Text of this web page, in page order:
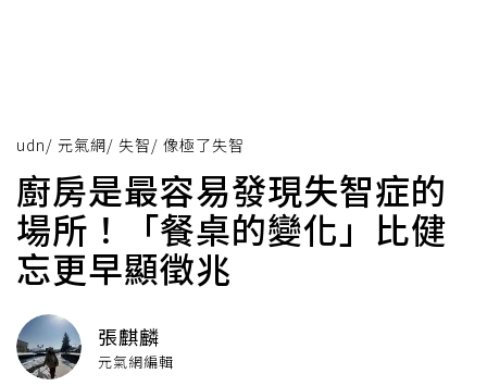
udn/ 元氣網/ 失智/ 像極了失智
廚房是最容易發現失智症的
場所！「餐桌的變化」比健
忘更早顯徵兆
張麒麟
元氣網編輯